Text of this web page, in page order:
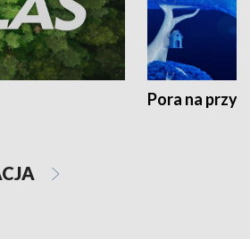
Pora na